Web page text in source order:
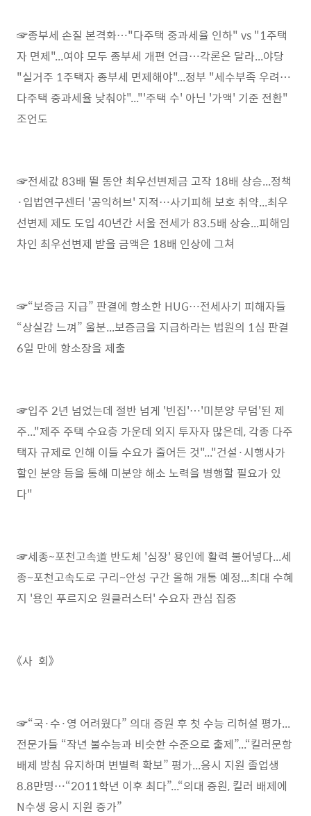
☞종부세 손질 본격화…"다주택 중과세율 인하" vs "1주택
자 면제"...여야 모두 종부세 개편 언급…각론은 달라...야당
"실거주 1주택자 종부세 면제해야"...정부 "세수부족 우려…
다주택 중과세율 낮춰야"..."'주택 수' 아닌 '가액' 기준 전환"
조언도
☞전세값 83배 뛸 동안 최우선변제금 고작 18배 상승...정책
·입법연구센터 '공익허브' 지적…사기피해 보호 취약...최우
선변제 제도 도입 40년간 서울 전세가 83.5배 상승...피해임
차인 최우선변제 받을 금액은 18배 인상에 그쳐
☞“보증금 지급” 판결에 항소한 HUG…전세사기 피해자들
“상실감 느껴” 울분...보증금을 지급하라는 법원의 1심 판결
6일 만에 항소장을 제출
☞입주 2년 넘었는데 절반 넘게 '빈집'…'미분양 무덤'된 제
주..."제주 주택 수요층 가운데 외지 투자자 많은데, 각종 다주
택자 규제로 인해 이들 수요가 줄어든 것"..."건설·시행사가
할인 분양 등을 통해 미분양 해소 노력을 병행할 필요가 있
다"
☞세종~포천고속道 반도체 '심장' 용인에 활력 불어넣다...세
종~포천고속도로 구리~안성 구간 올해 개통 예정...최대 수혜
지 '용인 푸르지오 원클러스터' 수요자 관심 집중
《사 회》
☞“국·수·영 어려웠다” 의대 증원 후 첫 수능 리허설 평가...
전문가들 “작년 불수능과 비슷한 수준으로 출제”...“킬러문항
배제 방침 유지하며 변별력 확보” 평가...응시 지원 졸업생
8.8만명…“2011학년 이후 최다”...“의대 증원, 킬러 배제에
N수생 응시 지원 증가”